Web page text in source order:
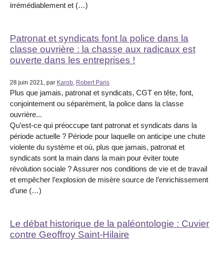
irrémédiablement et (…)
Patronat et syndicats font la police dans la
classe ouvrière : la chasse aux radicaux est
ouverte dans les entreprises !
28 juin 2021, par Karob, Robert Paris
Plus que jamais, patronat et syndicats, CGT en tête, font,
conjointement ou séparément, la police dans la classe
ouvrière...
Qu’est-ce qui préoccupe tant patronat et syndicats dans la
période actuelle ? Période pour laquelle on anticipe une chute
violente du système et où, plus que jamais, patronat et
syndicats sont la main dans la main pour éviter toute
révolution sociale ? Assurer nos conditions de vie et de travail
et empêcher l’explosion de misère source de l’enrichissement
d’une (…)
Le débat historique de la paléontologie : Cuvier
contre Geoffroy Saint-Hilaire